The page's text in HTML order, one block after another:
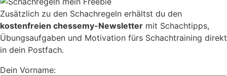
Zusätzlich zu den Schachregeln erhältst du den
kostenfreien chessemy-Newsletter mit Schachtipps,
Übungsaufgaben und Motivation fürs Schachtraining direkt
in dein Postfach.
Dein Vorname: